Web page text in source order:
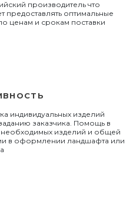
производитель что
предоставлять оптимальные
ценам и срокам поставки
индивидуальных изделий
заказчика. Помощь в
изделий и общей
в оформлении ландшафта или